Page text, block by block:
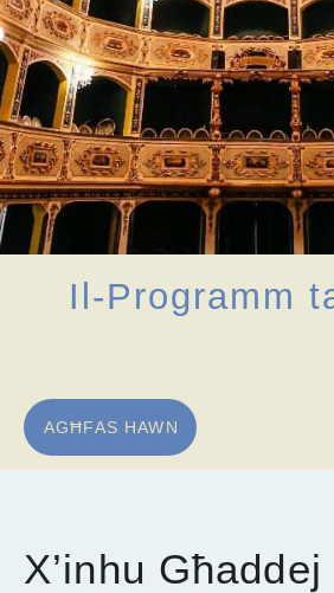
Il-Programm
AGĦFAS HAWN
X’inhu Għaddej